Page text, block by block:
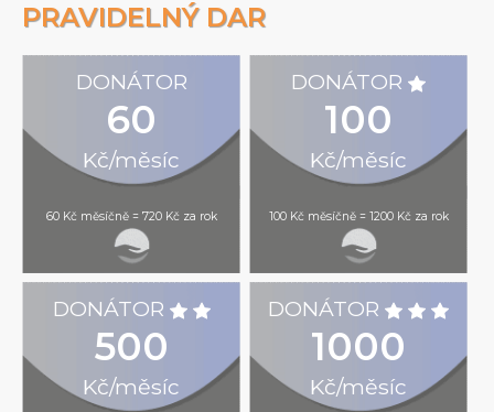
PRAVIDELNÝ DAR
DONÁTOR
60
Kč/měsíc
60 Kč měsíčně = 720 Kč za rok
DONÁTOR
100
Kč/měsíc
100 Kč měsíčně = 1200 Kč za rok
DONÁTOR
500
Kč/měsíc
DONÁTOR
1000
Kč/měsíc